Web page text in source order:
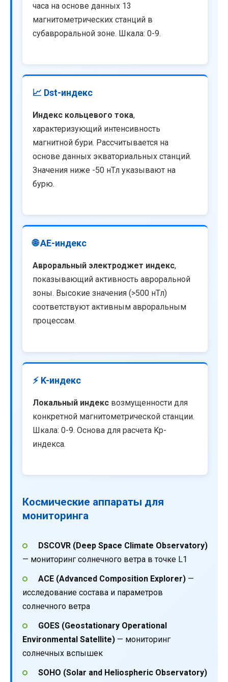
часа на основе данных 13
магнитометрических станций в
субавроральной зоне. Шкала: 0-9.
📈 Dst-индекс
Индекс кольцевого тока,
характеризующий интенсивность
магнитной бури. Рассчитывается на
основе данных экваториальных станций.
Значения ниже -50 нТл указывают на
бурю.
🌐 AE-индекс
Авроральный электроджет индекс,
показывающий активность авроральной
зоны. Высокие значения (>500 нТл)
соответствуют активным авроральным
процессам.
⚡ K-индекс
Локальный индекс возмущенности для
конкретной магнитометрической станции.
Шкала: 0-9. Основа для расчета Kp-
индекса.
Космические аппараты для
мониторинга
DSCOVR (Deep Space Climate Observatory)
— мониторинг солнечного ветра в точке L1
ACE (Advanced Composition Explorer)—
исследование состава и параметров
солнечного ветра
GOES (Geostationary Operational
Environmental Satellite) — мониторинг
солнечных вспышек
SOHO (Solar and Heliospheric Observatory)